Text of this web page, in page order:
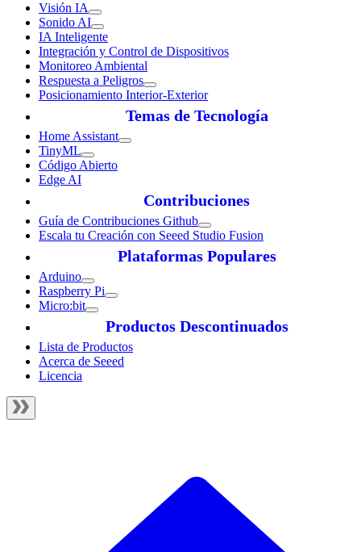
Visión IA
Sonido AI
IA Inteligente
Integración y Control de Dispositivos
Monitoreo Ambiental
Respuesta a Peligros
Posicionamiento Interior-Exterior
Temas de Tecnología
Home Assistant
TinyML
Código Abierto
Edge AI
Contribuciones
Guía de Contribuciones Github
Escala tu Creación con Seeed Studio Fusion
Plataformas Populares
Arduino
Raspberry Pi
Micro:bit
Productos Descontinuados
Lista de Productos
Acerca de Seeed
Licencia